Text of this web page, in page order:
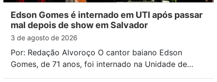
Edson Gomes é internado em UTI após passar
mal depois de show em Salvador
3 de agosto de 2026
Por: Redação Alvoroço O cantor baiano Edson
Gomes, de 71 anos, foi internado na Unidade de…